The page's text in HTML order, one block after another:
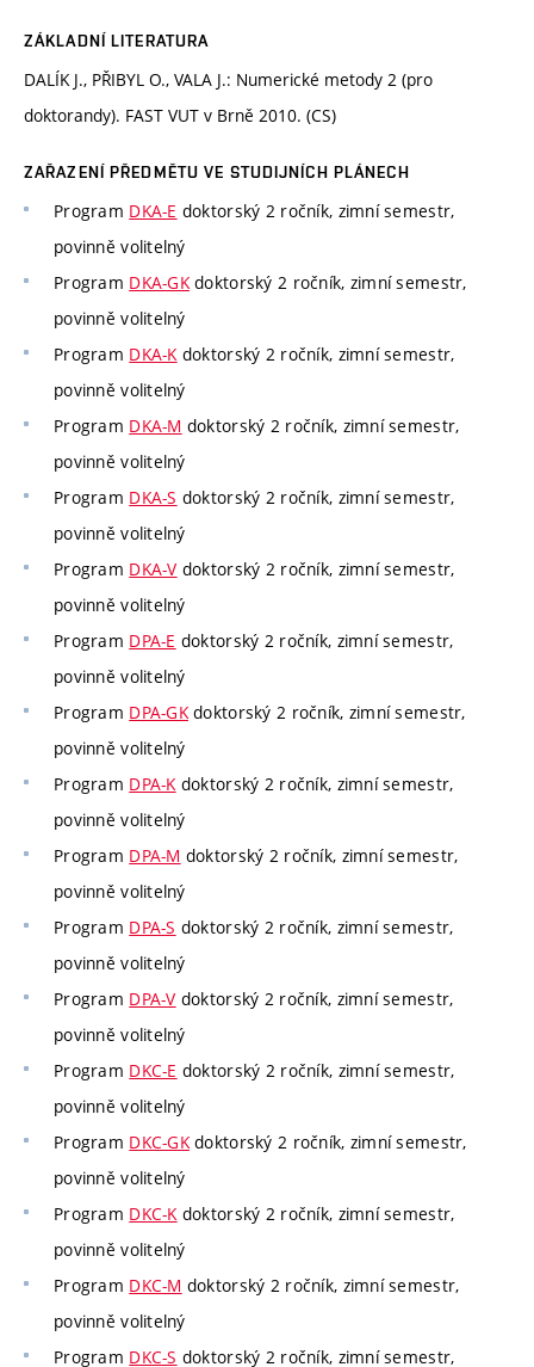
ZÁKLADNÍ LITERATURA
DALÍK J., PŘIBYL O., VALA J.: Numerické metody 2 (pro
doktorandy). FAST VUT v Brně 2010. (CS)
ZAŘAZENÍ PŘEDMĚTU VE STUDIJNÍCH PLÁNECH
Program DKA-E doktorský 2 ročník, zimní semestr,
povinně volitelný
Program DKA-GKdoktorský 2 ročník, zimní semestr,
povinně volitelný
Program DKA-Kdoktorský 2 ročník, zimní semestr,
povinně volitelný
Program DKA-M doktorský 2 ročník, zimní semestr,
povinně volitelný
Program DKA-S doktorský 2 ročník, zimní semestr,
povinně volitelný
Program DKA-V doktorský 2 ročník, zimní semestr,
povinně volitelný
Program DPA-E doktorský 2 ročník, zimní semestr,
povinně volitelný
Program DPA-GKdoktorský 2 ročník, zimní semestr,
povinně volitelný
Program DPA-Kdoktorský 2 ročník, zimní semestr,
povinně volitelný
Program DPA-M doktorský 2 ročník, zimní semestr,
povinně volitelný
Program DPA-S doktorský 2 ročník, zimní semestr,
povinně volitelný
Program DPA-V doktorský 2 ročník, zimní semestr,
povinně volitelný
Program DKC-E doktorský 2 ročník, zimní semestr,
povinně volitelný
Program DKC-GKdoktorský 2 ročník, zimní semestr,
povinně volitelný
Program DKC-Kdoktorský 2 ročník, zimní semestr,
povinně volitelný
Program DKC-M doktorský 2 ročník, zimní semestr,
povinně volitelný
Program DKC-S doktorský 2 ročník, zimní semestr,